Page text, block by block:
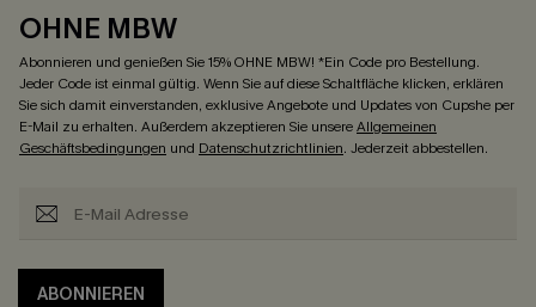
OHNE MBW
Abonnieren und genießen Sie 15% OHNE MBW! *Ein Code pro Bestellung.
Jeder Code ist einmal gültig. Wenn Sie auf diese Schaltfläche klicken, erklären
Sie sich damit einverstanden, exklusive Angebote und Updates von Cupshe per
E-Mail zu erhalten. Außerdem akzeptieren Sie unsereAllgemeinen
Geschäftsbedingungen und Datenschutzrichtlinien. Jederzeit abbestellen.
ABONNIEREN